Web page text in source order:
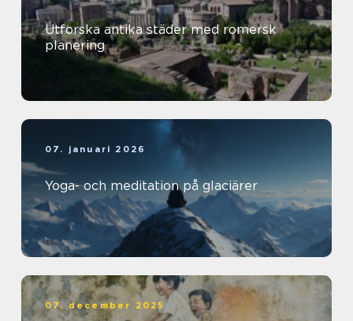
Utforska antika städer med romersk
planering
07. januari 2026
Yoga- och meditation på glaciärer
07. december 2025